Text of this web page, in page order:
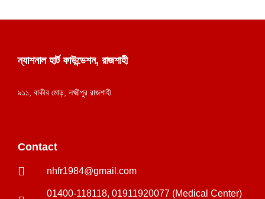
ন্যাশনাল হার্ট ফাউন্ডেশন, রাজশাহী
৯১১, বাকীর মোড়, লক্ষ্মীপুর রাজশাহী
Contact
nhfr1984@gmail.com
01400-118118, 01911920077 (Medical Center)